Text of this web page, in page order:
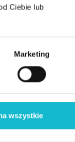
Ciebie lub
Marketing
wszystkie
w